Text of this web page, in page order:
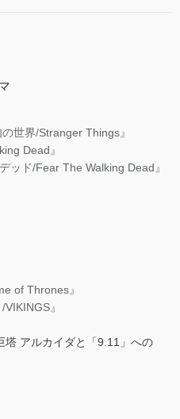
世界/Stranger Things』
Dead』
ッド/Fear The Walking Dead』
of Thrones』
』
塔 アルカイダと「9.11」への